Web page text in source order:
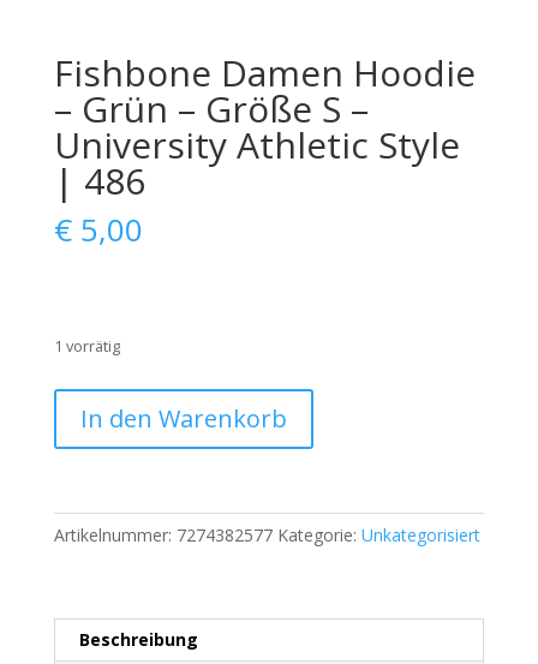
Fishbone Damen Hoodie
– Grün – Größe S –
University Athletic Style
| 486
€5,00
1 vorrätig
Damen
Hoodie
Grün
–
–
University
In den Warenkorb
Artikelnummer: 7274382577 Kategorie: Unkategorisiert
Beschreibung